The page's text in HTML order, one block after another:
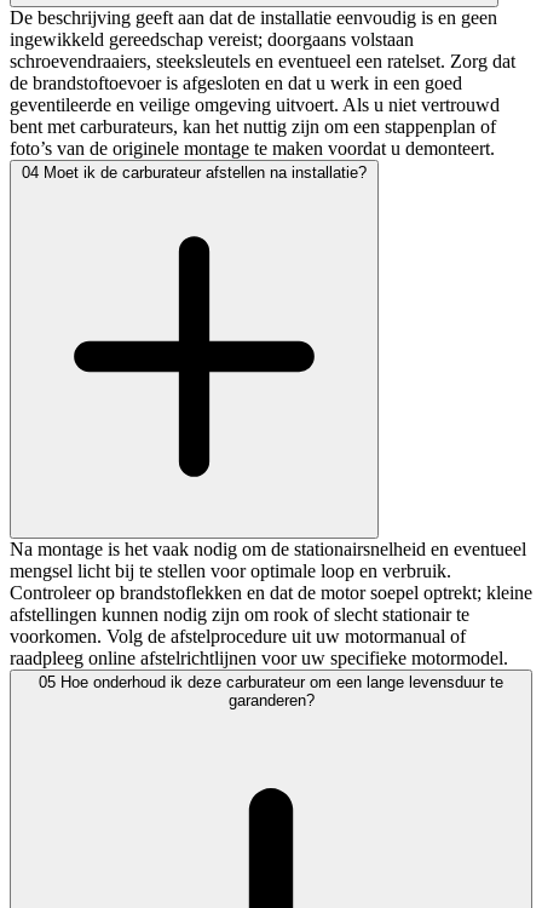
De beschrijving geeft aan dat de installatie eenvoudig is en geen
ingewikkeld gereedschap vereist; doorgaans volstaan
schroevendraaiers, steeksleutels en eventueel een ratelset. Zorg dat
de brandstoftoevoer is afgesloten en dat u werk in een goed
geventileerde en veilige omgeving uitvoert. Als u niet vertrouwd
bent met carburateurs, kan het nuttig zijn om een stappenplan of
foto’s van de originele montage te maken voordat u demonteert.
04 Moet ik de carburateur afstellen na installatie?
Na montage is het vaak nodig om de stationairsnelheid en eventueel
mengsel licht bij te stellen voor optimale loop en verbruik.
Controleer op brandstoflekken en dat de motor soepel optrekt; kleine
afstellingen kunnen nodig zijn om rook of slecht stationair te
voorkomen. Volg de afstelprocedure uit uw motormanual of
raadpleeg online afstelrichtlijnen voor uw specifieke motormodel.
05 Hoe onderhoud ik deze carburateur om een lange levensduur te
garanderen?